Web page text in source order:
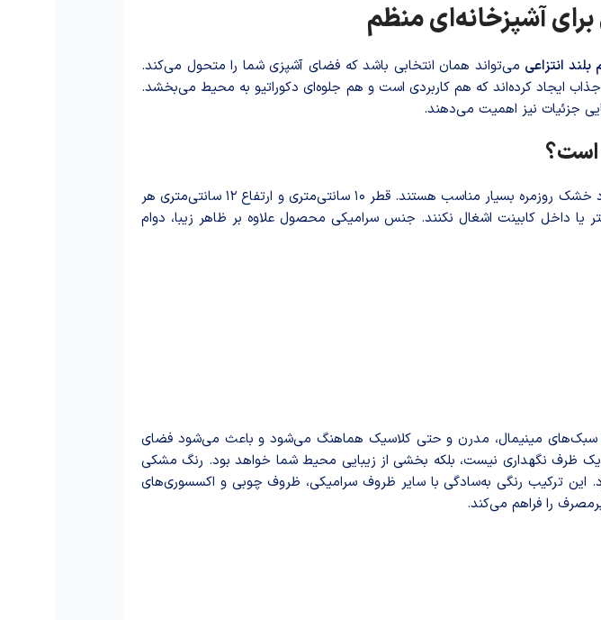
آشپزخانه‌ای منظم
انتزاعی می‌تواند همان انتخابی باشد که فضای آشپزی شما را متحول می‌کند.
ایجاد کرده‌اند که هم کاربردی است و هم جلوه‌ای دکوراتیو به محیط می‌بخشد.
است؟
این ست شامل سه بانکه سرامیکی با ابعاد کاربردی است که برای نگهداری انواع ادویه‌جات، چاشنی‌ها و مواد خشک روزمره بسیار مناسب هستند. قطر ۱۰ سانتی‌متری و ارتفاع ۱۲ سانتی‌متری هر
داخل کابینت اشغال نکنند. جنس سرامیکی محصول علاوه بر ظاهر زیبا، دوام
سبک‌های مینیمال، مدرن و حتی کلاسیک هماهنگ می‌شود و باعث می‌شود فضای
یک ظرف نگهداری نیست، بلکه بخشی از زیبایی محیط شما خواهد بود. رنگ مشکی
این ترکیب رنگی به‌سادگی با سایر ظروف سرامیکی، ظروف چوبی و اکسسوری‌های
را فراهم می‌کند.